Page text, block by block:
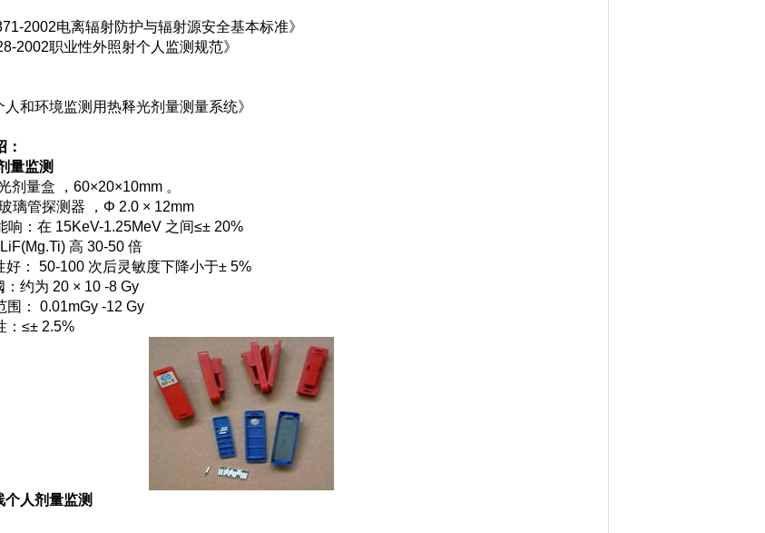
电离辐射防护与辐射源安全基本标准》
职业性外照射个人监测规范》
人和环境监测用热释光剂量测量系统》
量监测
剂量盒 ，60×20×10mm 。
璃管探测器 ，Φ 2.0 × 12mm
响：在 15KeV-1.25MeV 之间≤± 20%
高 30-50 倍
50-100 次后灵敏度下降小于± 5%
为 20 × 10 -8 Gy
0.01mGy -12 Gy
≤± 2.5%
人剂量监测